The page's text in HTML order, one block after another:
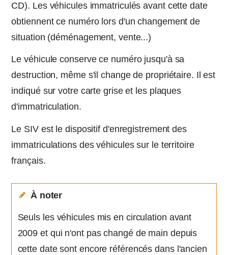
CD). Les véhicules immatriculés avant cette date
obtiennent ce numéro lors d'un changement de
situation (déménagement, vente...)
Le véhicule conserve ce numéro jusqu'à sa
destruction, même s'il change de propriétaire. Il est
indiqué sur votre carte grise et les plaques
d'immatriculation.
Le SIV est le dispositif d'enregistrement des
immatriculations des véhicules sur le territoire
français.
À noter
Seuls les véhicules mis en circulation avant
2009 et qui n'ont pas changé de main depuis
cette date sont encore référencés dans l'ancien